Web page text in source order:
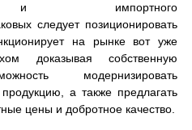
и импортного
следует позиционировать
на рынке вот уже
доказывая собственную
модернизировать
а также предлагать
цены и добротное качество.